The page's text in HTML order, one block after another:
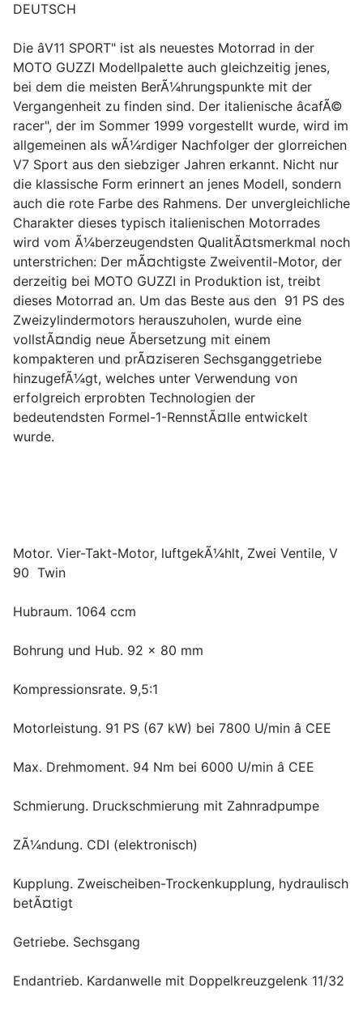
DEUTSCH
Die âV11 SPORT" ist als neuestes Motorrad in der
MOTO GUZZI Modellpalette auch gleichzeitig jenes,
bei dem die meisten BerÃ¼hrungspunkte mit der
Vergangenheit zu finden sind. Der italienische âcafÃ©
racer", der im Sommer 1999 vorgestellt wurde, wird im
allgemeinen als wÃ¼rdiger Nachfolger der glorreichen
V7 Sport aus den siebziger Jahren erkannt. Nicht nur
die klassische Form erinnert an jenes Modell, sondern
auch die rote Farbe des Rahmens. Der unvergleichliche
Charakter dieses typisch italienischen Motorrades
wird vom Ã¼berzeugendsten QualitÃ¤tsmerkmal noch
unterstrichen: Der mÃ¤chtigste Zweiventil-Motor, der
derzeitig bei MOTO GUZZI in Produktion ist, treibt
dieses Motorrad an. Um das Beste aus den 91 PS des
Zweizylindermotors herauszuholen, wurde eine
vollstÃ¤ndig neue Ãbersetzung mit einem
kompakteren und prÃ¤ziseren Sechsganggetriebe
hinzugefÃ¼gt, welches unter Verwendung von
erfolgreich erprobten Technologien der
bedeutendsten Formel-1-RennstÃ¤lle entwickelt
wurde.
Motor. Vier-Takt-Motor, luftgekÃ¼hlt, Zwei Ventile, V
90 Twin
Hubraum. 1064 ccm
Bohrung und Hub. 92 x 80 mm
Kompressionsrate. 9,5:1
Motorleistung. 91 PS (67 kW) bei 7800 U/min â CEE
Max. Drehmoment. 94 Nm bei 6000 U/min â CEE
Schmierung. Druckschmierung mit Zahnradpumpe
ZÃ¼ndung. CDI (elektronisch)
Kupplung. Zweischeiben-Trockenkupplung, hydraulisch
betÃ¤tigt
Getriebe. Sechsgang
Endantrieb. Kardanwelle mit Doppelkreuzgelenk 11/32